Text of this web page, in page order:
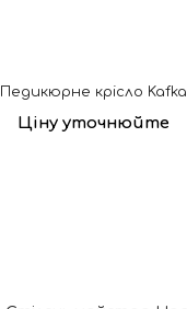
Педикюрне крісло Kafka
Ціну уточнюйте